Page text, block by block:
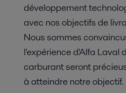
développement
avec nos objectifs de
Nous sommes
l'expérience d'Alfa Laval
carburant seront
à atteindre notre objectif.